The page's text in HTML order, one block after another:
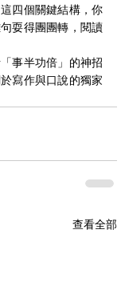
四個關鍵結構，你
耍得團團轉，閱讀
事半功倍」的神招
寫作與口說的獨家
查看全部